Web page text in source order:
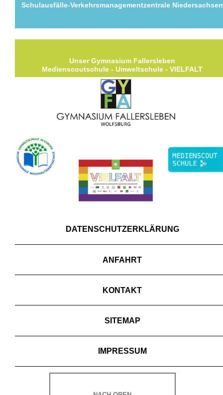
Schulausfälle-Verkehrsmanagementzentrale Niedersachsen
Unser Gymnasium Fallersleben
Medienscoutschule - Umweltschule - VIELFALT
DATENSCHUTZERKLÄRUNG
ANFAHRT
KONTAKT
SITEMAP
IMPRESSUM